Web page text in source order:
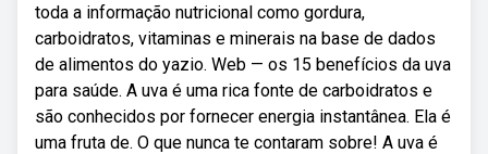
toda a informação nutricional como gordura,
carboidratos, vitaminas e minerais na base de dados
de alimentos do yazio. Web — os 15 benefícios da uva
para saúde. A uva é uma rica fonte de carboidratos e
são conhecidos por fornecer energia instantânea. Ela é
uma fruta de. O que nunca te contaram sobre! A uva é